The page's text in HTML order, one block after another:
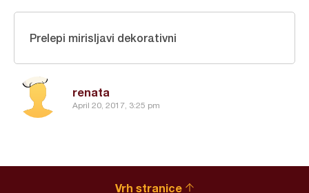
renata
April 20, 2017, 3:25 pm
Prelepi mirisljavi dekorativni
Vrh stranice